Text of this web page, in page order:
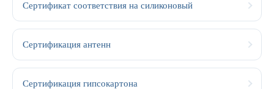
Сертификат соответствия на силиконовый
Сертификация антенн
Сертификация гипсокартона